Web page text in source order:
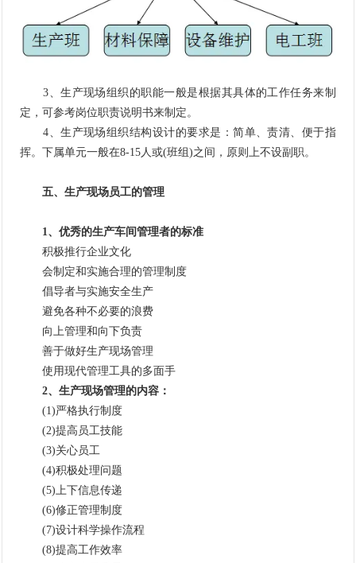
3、生产现场组织的职能一般是根据其具体的工作任务来制
定，可参考岗位职责说明书来制定。
4、生产现场组织结构设计的要求是：简单、责清、便于指
挥。下属单元一般在8-15人或(班组)之间，原则上不设副职。
五、生产现场员工的管理
1、优秀的生产车间管理者的标准
积极推行企业文化
会制定和实施合理的管理制度
倡导者与实施安全生产
避免各种不必要的浪费
向上管理和向下负责
善于做好生产现场管理
使用现代管理工具的多面手
2、生产现场管理的内容：
(1)严格执行制度
(2)提高员工技能
(3)关心员工
(4)积极处理问题
(5)上下信息传递
(6)修正管理制度
(7)设计科学操作流程
(8)提高工作效率